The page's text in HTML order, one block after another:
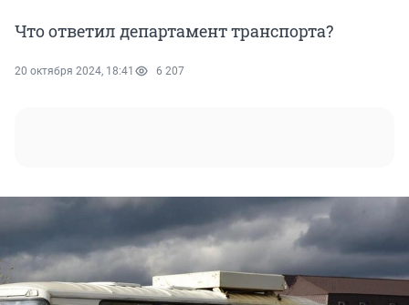
Что ответил департамент транспорта?
20 октября 2024, 18:41 6 207